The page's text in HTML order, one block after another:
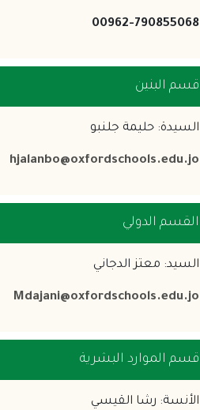
00962-790855068
قسم البنين
السيدة: حليمة جلنبو
hjalanbo@oxfordschools.edu.jo
القسم الدولي
السيد: معتز الدجاني
Mdajani@oxfordschools.edu.jo
قسم الموارد البشرية
الأنسة: رشا القيسي